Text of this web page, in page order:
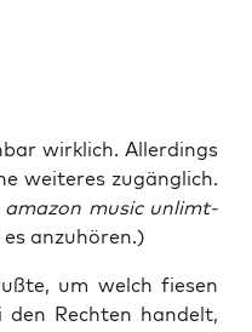
wirk­lich. Aller­dings
wei­te­res zugäng­lich.
ama­zon music unlimt­
anzuhören.)
um welch fie­sen
den Rech­ten han­delt,